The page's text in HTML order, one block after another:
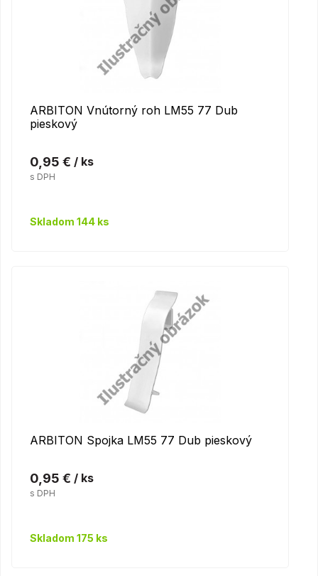
ARBITON Vnútorný roh LM55 77 Dub
pieskový
0,95 € / ks
s DPH
Skladom 144 ks
ARBITON Spojka LM55 77 Dub pieskový
0,95 € / ks
s DPH
Skladom 175 ks